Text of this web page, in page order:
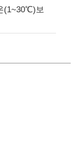
(1~30℃)보